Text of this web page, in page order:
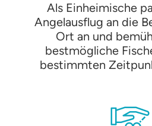
Als Einheimische
Angelausflug an die
Ort an und
bestmögliche
bestimmten